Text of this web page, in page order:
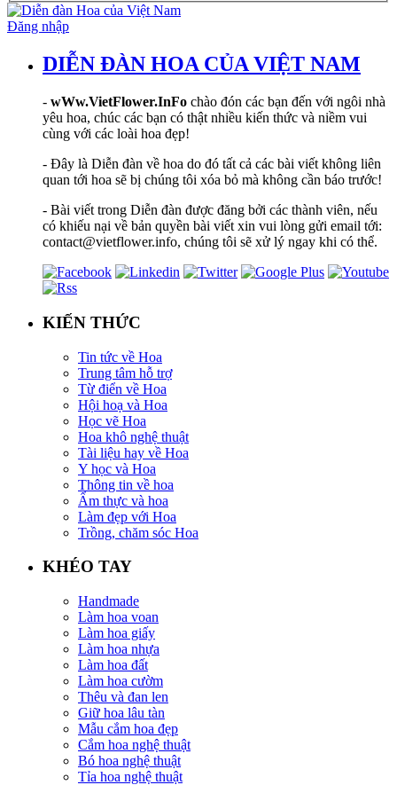
Đăng nhập
DIỄN ĐÀN HOA CỦA VIỆT NAM
- wWw.VietFlower.InFo chào đón các bạn đến với ngôi nhà
yêu hoa, chúc các bạn có thật nhiều kiến thức và niềm vui
cùng với các loài hoa đẹp!
- Đây là Diễn đàn về hoa do đó tất cả các bài viết không liên
quan tới hoa sẽ bị chúng tôi xóa bỏ mà không cần báo trước!
- Bài viết trong Diễn đàn được đăng bởi các thành viên, nếu
có khiếu nại về bản quyền bài viết xin vui lòng gửi email tới:
contact@vietflower.info, chúng tôi sẽ xử lý ngay khi có thể.
KIẾN THỨC
Tin tức về Hoa
Trung tâm hỗ trợ
Từ điển về Hoa
Hội hoạ và Hoa
Học vẽ Hoa
Hoa khô nghệ thuật
Tài liệu hay về Hoa
Y học và Hoa
Thông tin về hoa
Ẩm thực và hoa
Làm đẹp với Hoa
Trồng, chăm sóc Hoa
KHÉO TAY
Handmade
Làm hoa voan
Làm hoa giấy
Làm hoa nhựa
Làm hoa đất
Làm hoa cườm
Thêu và đan len
Giữ hoa lâu tàn
Mẫu cắm hoa đẹp
Cắm hoa nghệ thuật
Bó hoa nghệ thuật
Tỉa hoa nghệ thuật